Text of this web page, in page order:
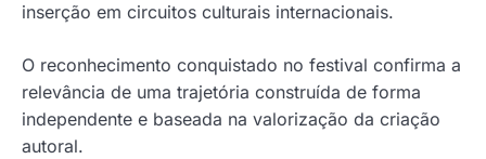
inserção em circuitos culturais internacionais.
O reconhecimento conquistado no festival confirma a
relevância de uma trajetória construída de forma
independente e baseada na valorização da criação
autoral.